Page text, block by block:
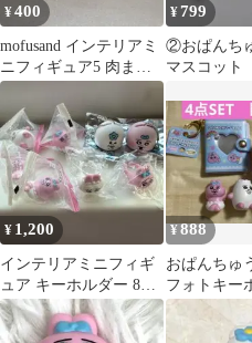
¥400
mofusand インテリアミ
ニフィギュア5 肉まん
白
¥799
②おぱんち
マスコット
¥ 1,200
インテリアミニフィギ
ュア キーホルダー 8点
セット
¥888
おぱんちゅ
フォトキー
いぐるみマ
ミニフィギ